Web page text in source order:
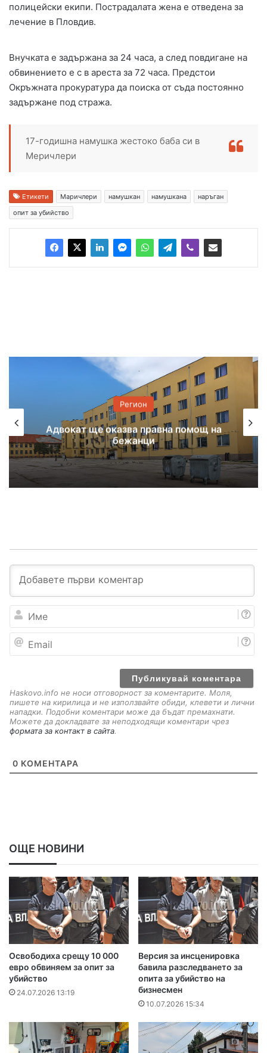
полицейски екипи. Пострадалата жена е отведена за
лечение в Пловдив.
Внучката е задържана за 24 часа, а след повдигане на
обвинението е с в ареста за 72 часа. Предстои
Окръжната прокуратура да поиска от съда постоянно
задържане под стража.
17-годишна намушка жестоко баба си в
Меричлери
Етикети Маричлери намушкан намушкана
наръган
опит за убийство
Регион
Адвокат ще оказва правна помощ на
бежанци
е
a
Haskovo.info не носи отговорност за коментарите. Моля,
пишете на кирилица и не използвайте обиди, клевети и лични
нападки. Подобни коментари може да бъдат премахнати.
Можете да докладвате за неподходящи коментари чрез
формата за контакт в сайта.
0 КОМЕНТАРА
ОЩЕ НОВИНИ
Освободиха срещу 10 000
евро обвиняем за опит за
убийство
24.07.2026 13:19
Версия за инсценировка
бавила разследването за
опита за убийство на
бизнесмен
10.07.2026 15:34